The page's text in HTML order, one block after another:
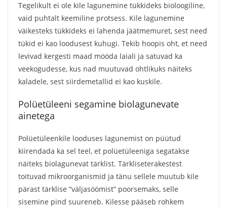
Tegelikult ei ole kile lagunemine tükkideks bioloogiline,
vaid puhtalt keemiline protsess. Kile lagunemine
väikesteks tükkideks ei lahenda jäätmemuret, sest need
tükid ei kao loodusest kuhugi. Tekib hoopis oht, et need
levivad kergesti maad mööda laiali ja satuvad ka
veekogudesse, kus nad muutuvad ohtlikuks näiteks
kaladele, sest siirdemetallid ei kao kuskile.
Polüetüleeni segamine biolagunevate
ainetega
Polüetüleenkile looduses lagunemist on püütud
kiirendada ka sel teel, et polüetüleeniga segatakse
näiteks biolagunevat tärklist. Tärkliseterakestest
toituvad mikroorganismid ja tänu sellele muutub kile
pärast tärklise “väljasöömist” poorsemaks, selle
sisemine pind suureneb. Kilesse pääseb rohkem